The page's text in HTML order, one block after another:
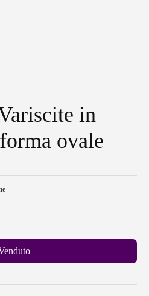
in
ovale